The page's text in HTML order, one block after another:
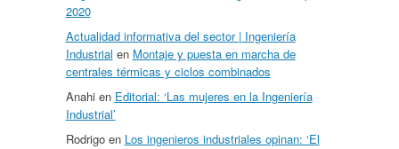
2020
Actualidad informativa del sector | Ingeniería
Industrial en Montaje y puesta en marcha de
centrales térmicas y ciclos combinados
Anahi en Editorial: ‘Las mujeres en la Ingeniería
Industrial’
Rodrigoen Los ingenieros industriales opinan: ‘El